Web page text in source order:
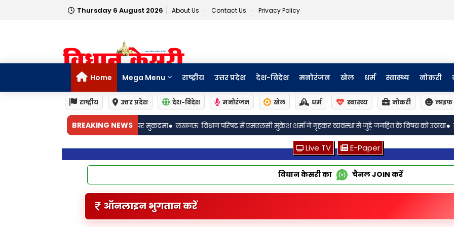
Thursday 6 August 2026 About Us Contact Us Privacy Policy
Home Mega Menu राष्ट्रीय उत्तर प्रदेश देश-विदेश मनोरंजन खेल धर्म स्वास्थ्य नोकरी
राष्ट्रीय उत्तर प्रदेश देश-विदेश मनोरंजन खेल धर्म स्वास्थ्य नोकरी लाइफ
BREAKING NEWS
लखनऊ: विधान परिषद में एमएलसी मुकेश शर्मा ने गृहकर व्यवस्था से जुड़े जनहित के विषय को उठाया• लखनऊः बीकेटी बार एसोसिएशन के अध्यक्ष
Live TV E-Paper
विधान केसरी का चैनलJOIN करें
ऑनलाइन भुगतान करें